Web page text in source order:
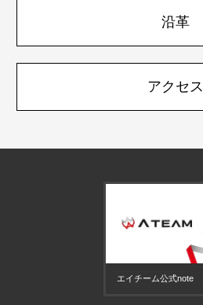
沿革
アクセス
エイチーム公式note